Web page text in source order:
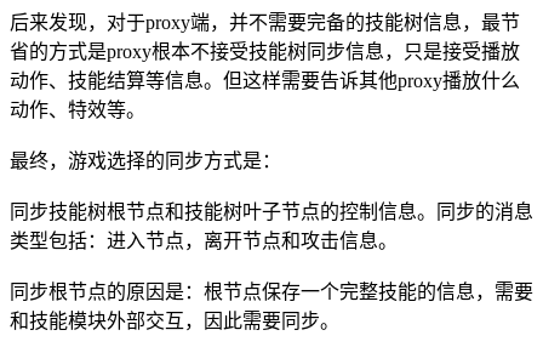
后来发现，对于proxy端，并不需要完备的技能树信息，最节
省的方式是proxy根本不接受技能树同步信息，只是接受播放
动作、技能结算等信息。但这样需要告诉其他proxy播放什么
动作、特效等。
最终，游戏选择的同步方式是：
同步技能树根节点和技能树叶子节点的控制信息。同步的消息
类型包括：进入节点，离开节点和攻击信息。
同步根节点的原因是：根节点保存一个完整技能的信息，需要
和技能模块外部交互，因此需要同步。